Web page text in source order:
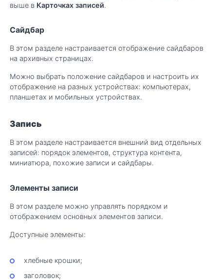
выше в Карточках записей.
Сайдбар
В этом разделе настраивается отображение сайдбаров
на архивных страницах.
Можно выбрать положение сайдбаров и настроить их
отображение на разных устройствах: компьютерах,
планшетах и мобильных устройствах.
Запись
В этом разделе настраивается внешний вид отдельных
записей: порядок элементов, структура контента,
миниатюра, похожие записи и сайдбары.
Элементы записи
В этом разделе можно управлять порядком и
отображением основных элементов записи.
Доступные элементы:
хлебные крошки;
заголовок;